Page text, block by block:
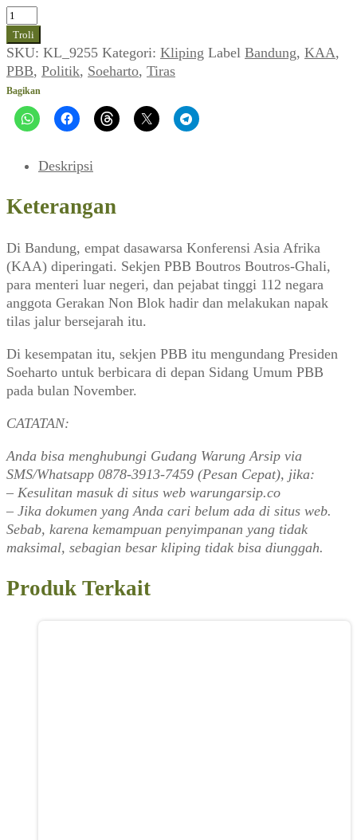
Kuantitas
Konferensi
Asia
Afrika
(KAA):
Menanti
Deklarasi
Kedua
Troli
SKU: KL_9255 Kategori: Kliping Label Bandung, KAA,
PBB, Politik, Soeharto, Tiras
Bagikan
Deskripsi
Keterangan
Di Bandung, empat dasawarsa Konferensi Asia Afrika
(KAA) diperingati. Sekjen PBB Boutros Boutros-Ghali,
para menteri luar negeri, dan pejabat tinggi 112 negara
anggota Gerakan Non Blok hadir dan melakukan napak
tilas jalur bersejarah itu.
Di kesempatan itu, sekjen PBB itu mengundang Presiden
Soeharto untuk berbicara di depan Sidang Umum PBB
pada bulan November.
CATATAN:
Anda bisa menghubungi Gudang Warung Arsip via
SMS/Whatsapp 0878-3913-7459 (Pesan Cepat), jika:
– Kesulitan masuk di situs web warungarsip.co
– Jika dokumen yang Anda cari belum ada di situs web.
Sebab, karena kemampuan penyimpanan yang tidak
maksimal, sebagian besar kliping tidak bisa diunggah.
Produk Terkait